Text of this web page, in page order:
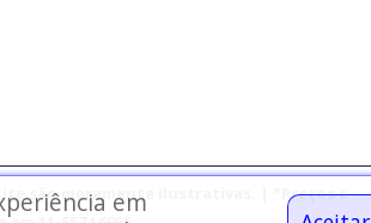
são meramente ilustrativas. | *Preços e
em